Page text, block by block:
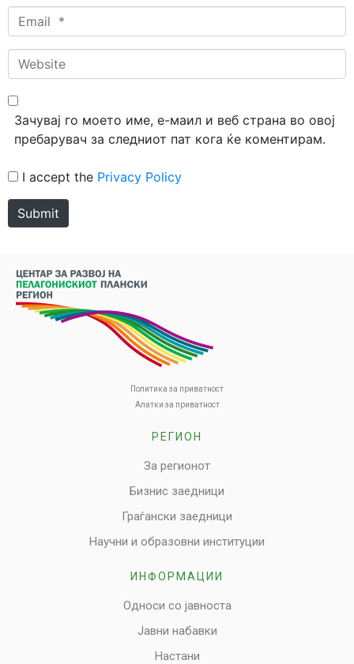
Email
*
Website
Зачувај го моето име, е-маил и веб страна во овој
пребарувач за следниот пат кога ќе коментирам.
I accept the Privacy Policy
Submit
Политика за приватност
Алатки за приватност
РЕГИОН
За регионот
Бизнис заедници
Граѓански заедници
Научни и образовни институции
ИНФОРМАЦИИ
Односи со јавноста
Јавни набавки
Настани